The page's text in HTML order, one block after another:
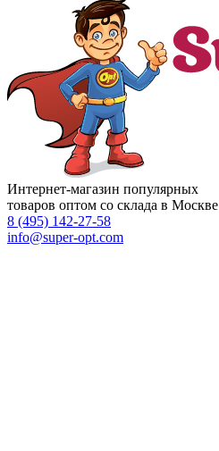
Интернет-магазин популярных
товаров оптом со склада в Москве
8 (495) 142-27-58
info@super-opt.com